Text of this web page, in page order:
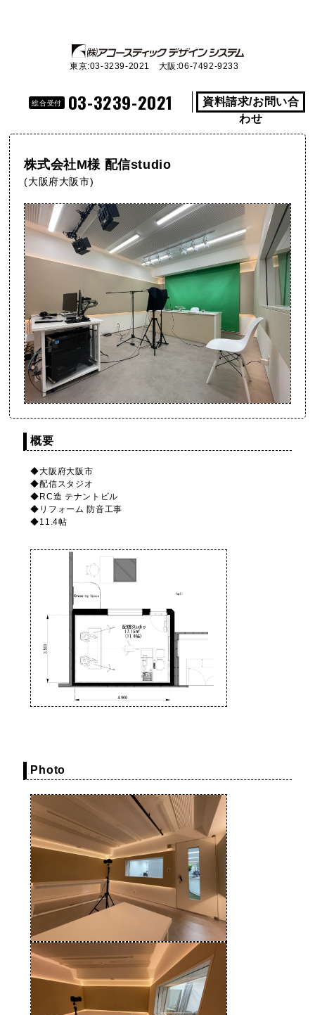
東京:03-3239-2021 大阪:06-7492-9233
総合受付 03-3239-2021
資料請求/お問い合
わせ
株式会社M様 配信studio
(大阪府大阪市)
概要
◆大阪府大阪市
◆配信スタジオ
◆RC造 テナントビル
◆リフォーム 防音工事
◆11.4帖
Photo